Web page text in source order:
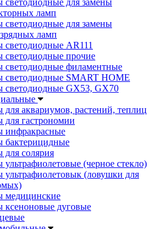
для замены
ламп
для замены
ламп
AR111
прочие
светодиодные филаментные
светодиодные SMART HOME
светодиодные GX53, GX70
аквариумов, растений, теплиц
гастрономии
инфракрасные
бактерицидные
солярия
(черное стекло)
(ловушки для
медицинские
ксеноновые дуговые